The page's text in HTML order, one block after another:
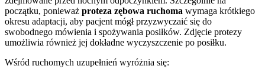
początku, ponieważ proteza zębowa ruchoma wymaga krótkiego
okresu adaptacji, aby pacjent mógł przyzwyczaić się do
swobodnego mówienia i spożywania posiłków. Zdjęcie protezy
umożliwia również jej dokładne wyczyszczenie po posiłku.
Wśród ruchomych uzupełnień wyróżnia się: